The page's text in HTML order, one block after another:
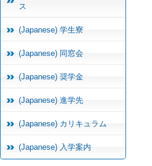
ス
(Japanese) 学生寮
(Japanese) 同窓会
(Japanese) 奨学金
(Japanese) 進学先
(Japanese) カリキュラム
(Japanese) 入学案内